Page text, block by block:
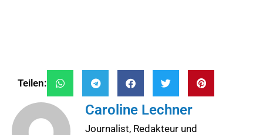
Teilen:
Caroline Lechner
Journalist, Redakteur und